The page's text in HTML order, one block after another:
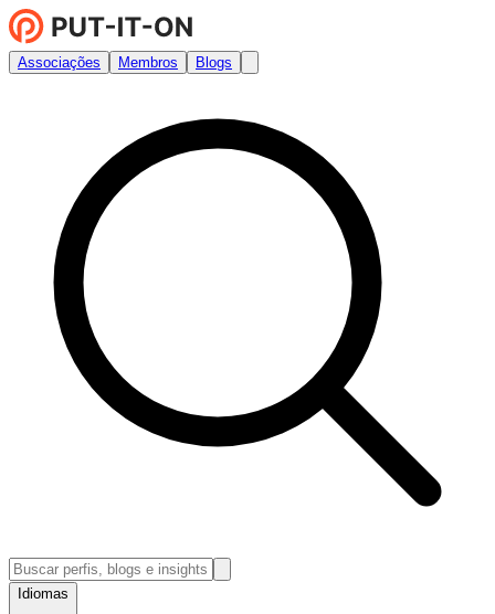
Associações Membros Blogs
Idiomas